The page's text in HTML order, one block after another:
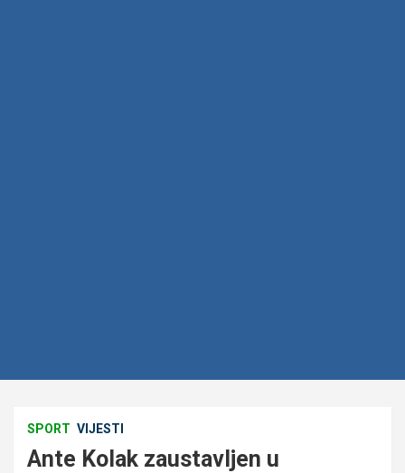
SPORT VIJESTI
Ante Kolak zaustavljen u